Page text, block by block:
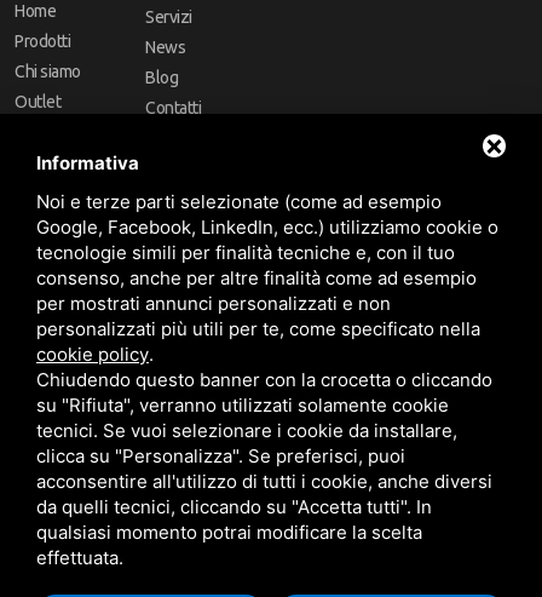
Home
Prodotti
Chi siamo
Outlet
Marchi
Servizi
News
Blog
Contatti
Follow Us
Area riservata
CBA dei Lubrificanti Spa - P. IVA 00624811204 - Codice fiscale 03472740376
R.E.A. n° 293659 - REG. IMPRESE BO Capitale Sociale €. 120.000 int. versati -
Sitemap Questo sito è protetto da Google reCAPTCHA v3,
Informativa
Noi e terze parti selezionate (come ad esempio
Google, Facebook, LinkedIn, ecc.) utilizziamo cookie o
tecnologie simili per finalità tecniche e, con il tuo
consenso, anche per altre finalità come ad esempio
per mostrati annunci personalizzati e non
personalizzati più utili per te, come specificato nella
cookie policy.
Chiudendo questo banner con la crocetta o cliccando
su "Rifiuta", verranno utilizzati solamente cookie
tecnici. Se vuoi selezionare i cookie da installare,
clicca su "Personalizza". Se preferisci, puoi
acconsentire all'utilizzo di tutti i cookie, anche diversi
da quelli tecnici, cliccando su "Accetta tutti". In
qualsiasi momento potrai modificare la scelta
effettuata.